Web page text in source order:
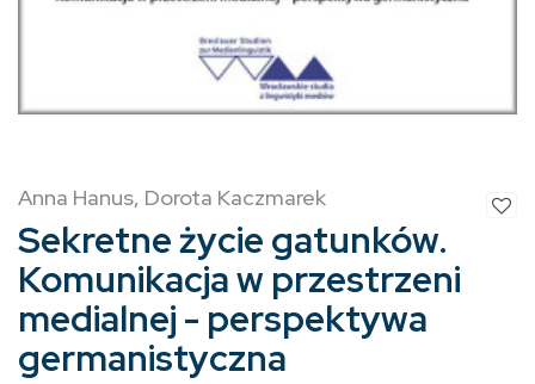
Anna Hanus, Dorota Kaczmarek
Sekretne życie gatunków.
Komunikacja w przestrzeni
medialnej - perspektywa
germanistyczna